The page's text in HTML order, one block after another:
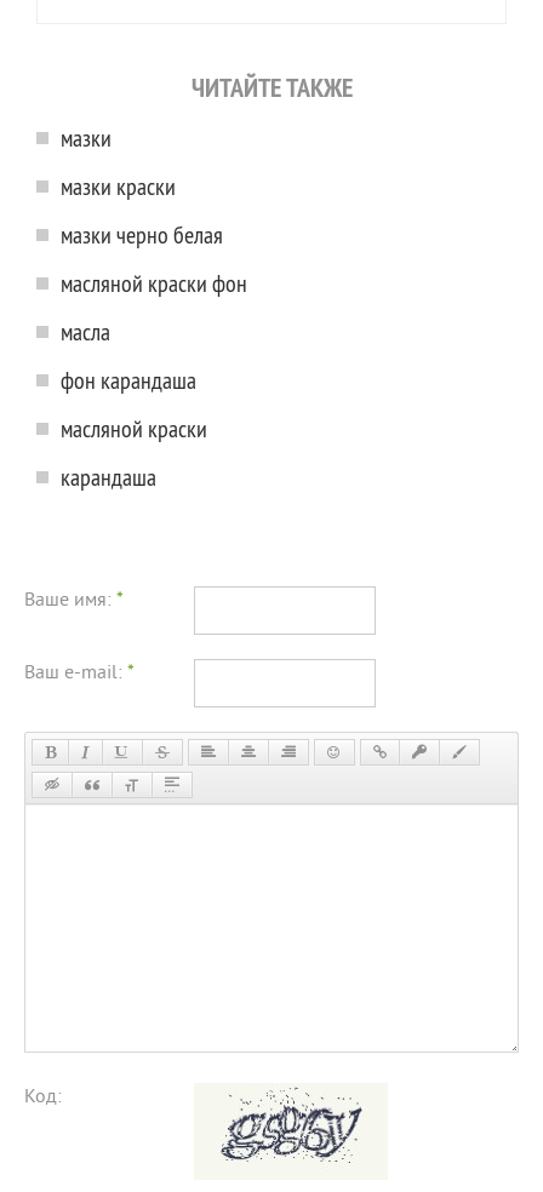
ЧИТАЙТЕ ТАКЖЕ
мазки
мазки краски
мазки черно белая
масляной краски фон
масла
фон карандаша
масляной краски
карандаша
Ваше имя: *
Ваш e-mail: *
Код: